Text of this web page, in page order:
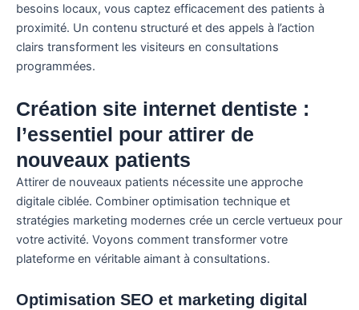
besoins locaux, vous captez efficacement des patients à
proximité. Un contenu structuré et des appels à l’action
clairs transforment les visiteurs en consultations
programmées.
Création site internet dentiste :
l’essentiel pour attirer de
nouveaux patients
Attirer de nouveaux patients nécessite une approche
digitale ciblée. Combiner optimisation technique et
stratégies marketing modernes crée un cercle vertueux pour
votre activité. Voyons comment transformer votre
plateforme en véritable aimant à consultations.
Optimisation SEO et marketing digital